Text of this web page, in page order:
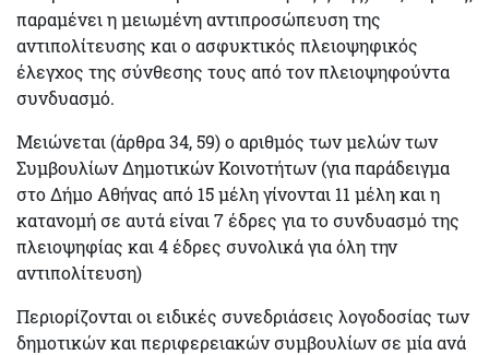
παραμένει ημειωμένη αντιπροσώπευσητης
αντιπολίτευσης και οασφυκτικός πλειοψηφικός
έλεγχος της σύνθεσης τους από τον πλειοψηφούντα
συνδυασμό.
Μειώνεται (άρθρα 34, 59)ο αριθμός των μελώντων
ΣυμβουλίωνΔημοτικών Κοινοτήτων(για παράδειγμα
στο Δήμο Αθήνας από 15 μέλη γίνονται 11 μέληκαι η
κατανομή σε αυτά είναι 7 έδρες για το συνδυασμό της
πλειοψηφίας και 4 έδρες συνολικά για όλη την
αντιπολίτευση)
Περιορίζονται οι ειδικές συνεδριάσεις λογοδοσίας των
δημοτικών και περιφερειακών συμβουλίων σε μίαανά